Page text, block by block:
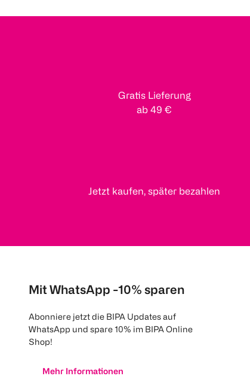
Gratis Lieferung
ab 49 €
Jetzt kaufen, später bezahlen
Mit WhatsApp -10% sparen
Abonniere jetzt die BIPA Updates auf
WhatsApp und spare 10% im BIPA Online
Shop!
Mehr Informationen